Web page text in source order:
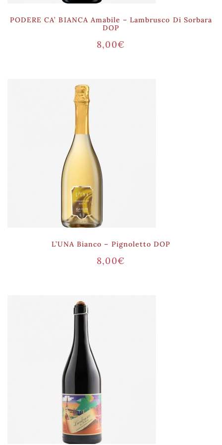
PODERE CA’ BIANCA Amabile – Lambrusco Di Sorbara
DOP
8,00€
L’UNA Bianco – Pignoletto DOP
8,00€